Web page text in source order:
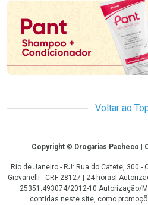
Voltar ao
CopyrightCopyright © Drogarias Pacheco |
Rio de Janeiro - RJ: Rua do Catete, 300 -
Giovanelli - CRF 28127 | 24 horas|
25351.493074/2012-10 Autorização/
contidas neste site, como